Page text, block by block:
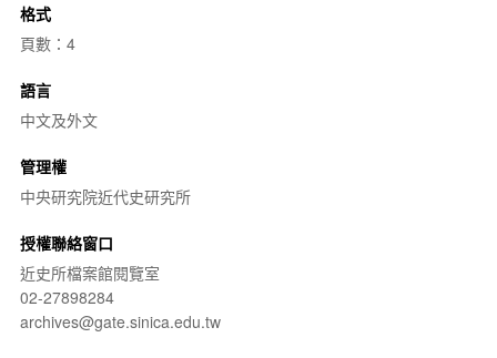
格式
頁數：4
語言
中文及外文
管理權
中央研究院近代史研究所
授權聯絡窗口
近史所檔案館閱覽室
02-27898284
archives@gate.sinica.edu.tw